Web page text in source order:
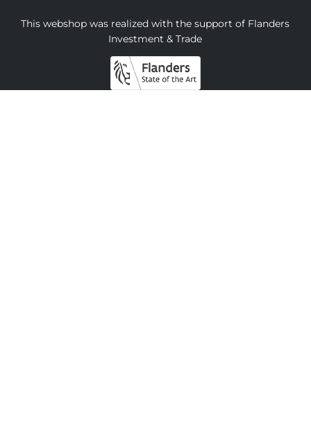
This webshop was realized with the support of Flanders
Investment & Trade